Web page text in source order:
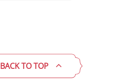
BACK TO TOP